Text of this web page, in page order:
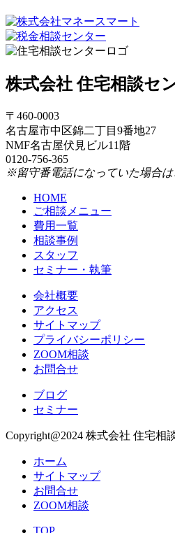
株式会社 住宅相談セ
〒460-0003
名古屋市中区錦二丁目9番地27
NMF名古屋伏見ビル11階
0120-756-365
※留守番電話になっていた場合は
HOME
ご相談メニュー
費用一覧
相談事例
スタッフ
セミナー・執筆
会社概要
アクセス
サイトマップ
プライバシーポリシー
ZOOM相談
お問合せ
ブログ
セミナー
Copyright@2024 株式会社 住宅相
ホーム
サイトマップ
お問合せ
ZOOM相談